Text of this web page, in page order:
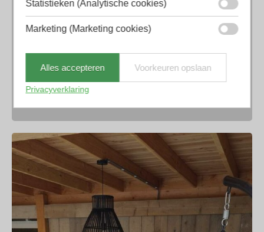
Statistieken (Analytische cookies)
Marketing (Marketing cookies)
Alles accepteren Voorkeuren opslaan
Privacyverklaring